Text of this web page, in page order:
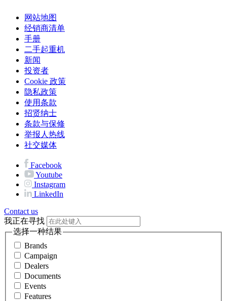
网站地图
经销商清单
手册
二手起重机
新闻
投资者
Cookie 政策
隐私政策
使用条款
招贤纳士
条款与保修
举报人热线
社交媒体
Facebook
Youtube
Instagram
LinkedIn
Contact us
我正在寻找
选择一种结果
Brands
Campaign
Dealers
Documents
Events
Features